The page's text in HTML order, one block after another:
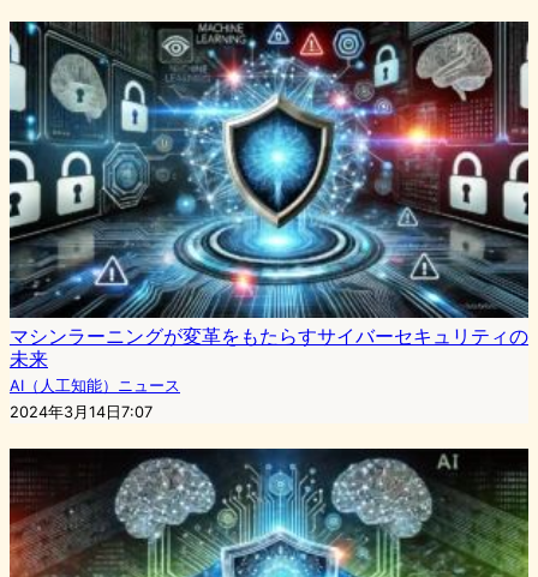
マシンラーニングが変革をもたらすサイバーセキュリティの
未来
AI（人工知能）ニュース
2024年3月14日7:07